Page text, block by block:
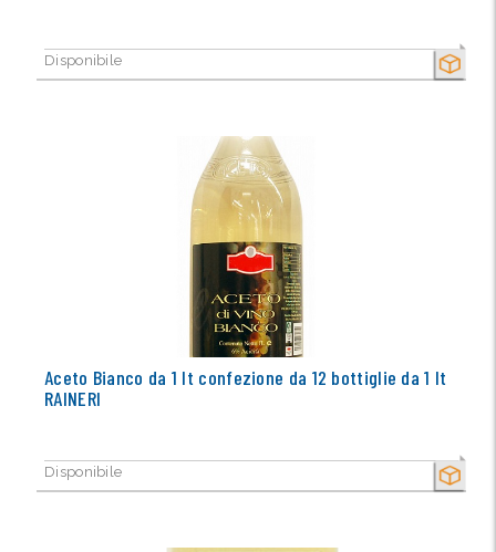
SECCO
Disponibile
SECCO
Aceto Bianco da 1 lt confezione da 12 bottiglie da 1 lt
RAINERI
Disponibile